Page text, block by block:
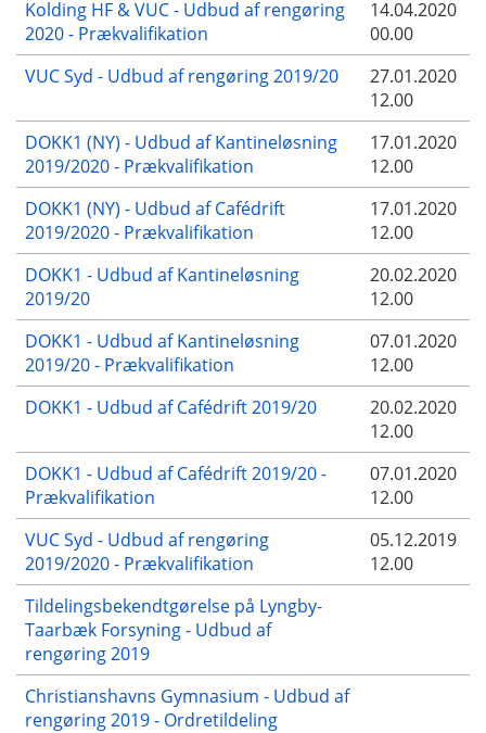
Kolding HF & VUC - Udbud af rengøring
2020 - Prækvalifikation
14.04.2020
00.00
VUC Syd - Udbud af rengøring 2019/20
27.01.2020
12.00
DOKK1 (NY) - Udbud af Kantineløsning
2019/2020 - Prækvalifikation
17.01.2020
12.00
DOKK1 (NY) - Udbud af Cafédrift
2019/2020 - Prækvalifikation
17.01.2020
12.00
DOKK1 - Udbud af Kantineløsning
2019/20
20.02.2020
12.00
DOKK1 - Udbud af Kantineløsning
2019/20 - Prækvalifikation
07.01.2020
12.00
DOKK1 - Udbud af Cafédrift 2019/20
20.02.2020
12.00
DOKK1 - Udbud af Cafédrift 2019/20 -
Prækvalifikation
07.01.2020
12.00
VUC Syd - Udbud af rengøring
2019/2020 - Prækvalifikation
05.12.2019
12.00
Tildelingsbekendtgørelse på Lyngby-
Taarbæk Forsyning - Udbud af
rengøring 2019
Christianshavns Gymnasium - Udbud af
rengøring 2019 - Ordretildeling